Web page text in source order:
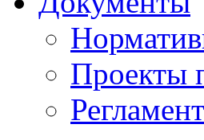
Проекты